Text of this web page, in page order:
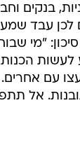
בנקים
לכן עבד
"מי
לעשות
עם אחרים.
אל